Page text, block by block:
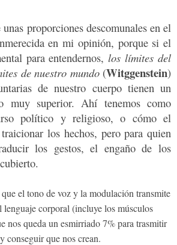
proporciones descomunales en el
en mi opinión, porque si el
para entendernos,los límites del
de nuestro mundo(Witggenstein)
de nuestro cuerpo tienen un
muy superior. Ahí tenemos como
político y religioso, o cómo el
los hechos, pero para quien
los gestos, el engaño de los
el tono de voz y la modulación transmite
lenguaje corporal (incluye los músculos
nos queda un esmirriado 7% para trasmitir
conseguir que nos crean.